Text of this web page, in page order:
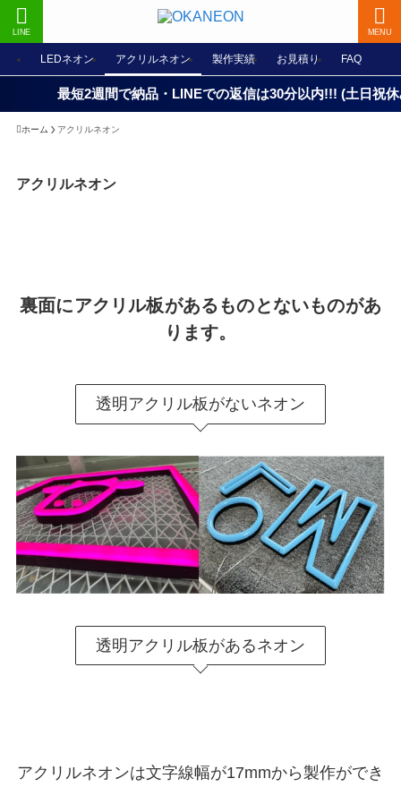
LINE MENU
LEDネオン アクリルネオン 製作実績 お見積り FAQ
最短2週間で納品・LINEでの返信は30分以内!!! (土日祝休
ホーム アクリルネオン
アクリルネオン
裏面にアクリル板があるものとないものがあ
ります。
透明アクリル板がないネオン
透明アクリル板があるネオン
アクリルネオンは文字線幅が17mmから製作ができ